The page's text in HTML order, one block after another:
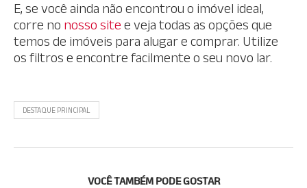
E, se você ainda não encontrou o imóvel ideal,
corre no nosso site e veja todas as opções que
temos de imóveis para alugar e comprar. Utilize
os filtros e encontre facilmente o seu novo lar.
DESTAQUE PRINCIPAL
VOCÊ TAMBÉM PODE GOSTAR